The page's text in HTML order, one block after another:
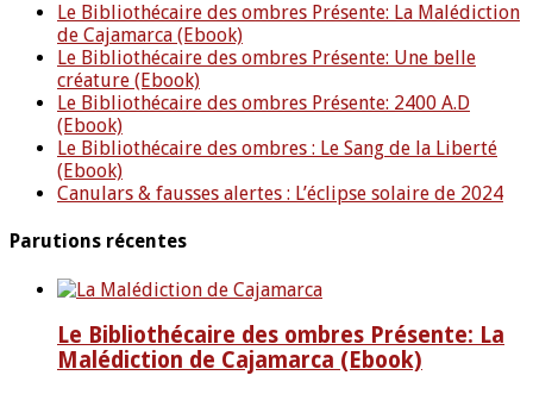
Le Bibliothécaire des ombres Présente: La Malédiction
de Cajamarca (Ebook)
Le Bibliothécaire des ombres Présente: Une belle
créature (Ebook)
Le Bibliothécaire des ombres Présente: 2400 A.D
(Ebook)
Le Bibliothécaire des ombres : Le Sang de la Liberté
(Ebook)
Canulars & fausses alertes : L’éclipse solaire de 2024
Parutions récentes
Le Bibliothécaire des ombres Présente: La
Malédiction de Cajamarca (Ebook)